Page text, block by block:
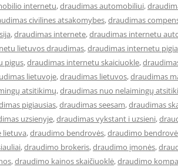
internetu,draudimas automobiliui,
civilines atsakomybes,draudimas
,draudimas internete,draudimas internetu
lietuvos draudimas,draudimas internetu
pigus,draudimas internetu skaiciuokle,
lietuvoje,draudimas lietuvos,draudimas
atsitikimų,draudimas nuo nelaimingų
pigiausias,draudimas seesam,draudimas
uzsienyje,draudimas vykstant i uzsieni,
lietuva,draudimo bendrovės,draudimo
,draudimo brokeris,draudimo įmonės,
,draudimo kainos skaičiuoklė,draudimo